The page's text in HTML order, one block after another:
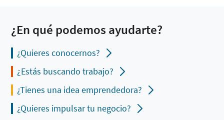
¿En qué podemos ayudarte?
¿Quieres conocernos?
¿Estás buscando trabajo?
¿Tienes una idea emprendedora?
¿Quieres impulsar tu negocio?